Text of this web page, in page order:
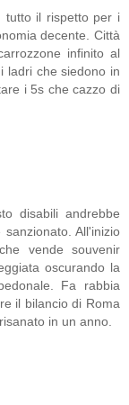
tutto il rispetto per i
decente. Città
infinito al
ladri che siedono in
i 5s che cazzo di
disabili andrebbe
All'inizio
vende souvenir
oscurando la
Fa rabbia
il bilancio di Roma
in un anno.